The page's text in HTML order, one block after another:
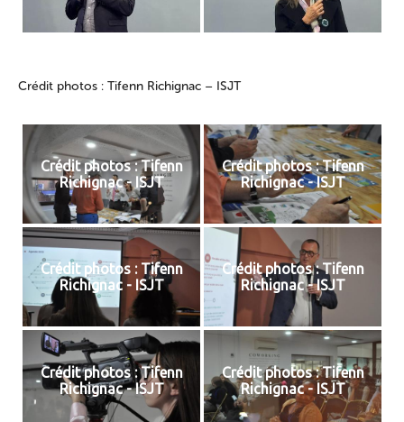
Crédit photos : Tifenn Richignac – ISJT
Crédit photos : Tifenn
Richignac - ISJT
Crédit photos : Tifenn
Richignac - ISJT
Crédit photos : Tifenn
Richignac - ISJT
Crédit photos : Tifenn
Richignac - ISJT
Crédit photos : Tifenn
Richignac - ISJT
Crédit photos : Tifenn
Richignac - ISJT